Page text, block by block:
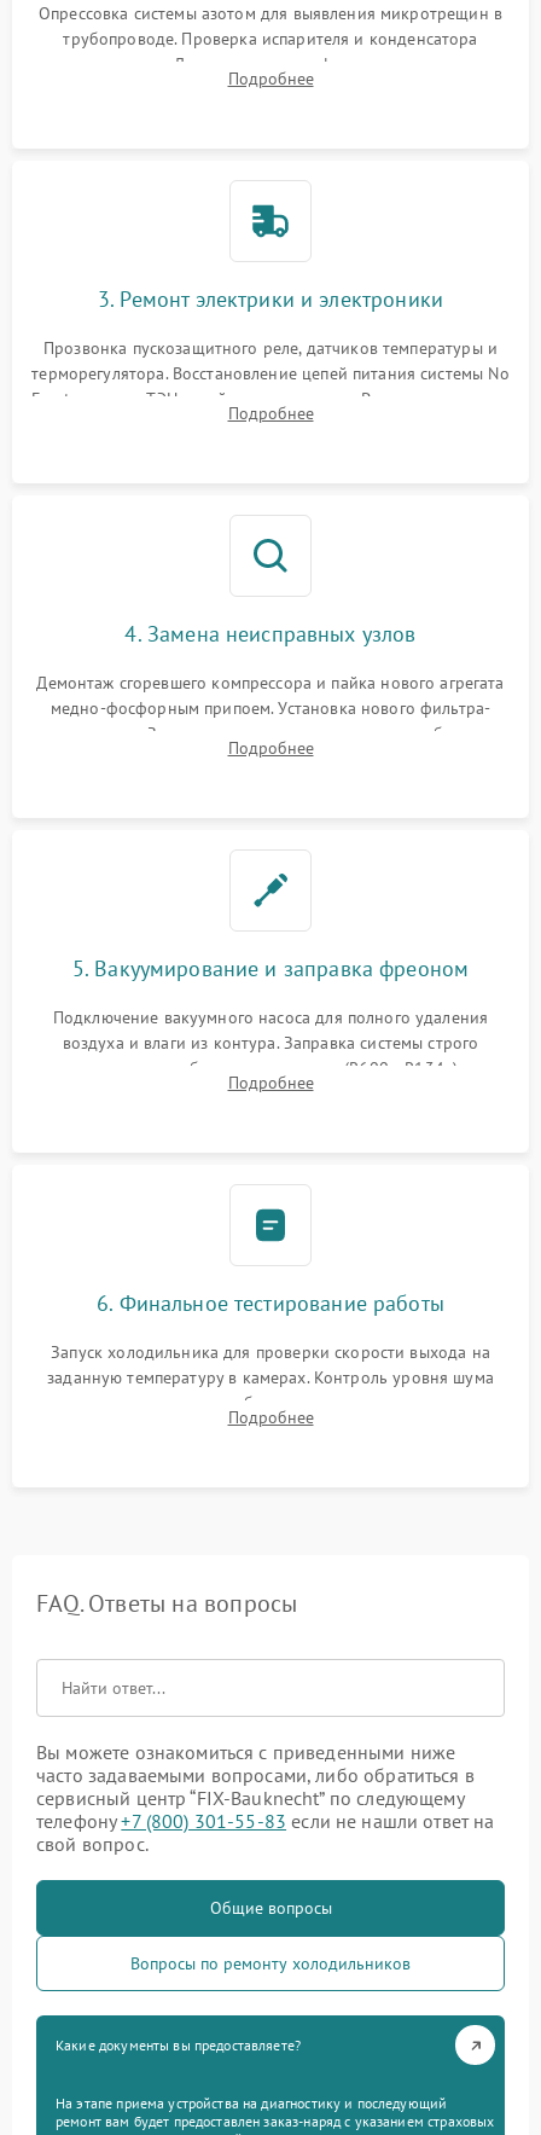
Опрессовка системы азотом для выявления микротрещин в
трубопроводе. Проверка испарителя и конденсатора
течеискателем. Демонтаж старого фильтра-осушителя и
продувка капиллярной трубки для устранения засоров.
Подробнее
3. Ремонт электрики и электроники
Прозвонка пускозащитного реле, датчиков температуры и
терморегулятора. Восстановление цепей питания системы No
Frost, включая ТЭН оттайки и вентилятор. Ремонт или замена
платы управления при сбоях алгоритмов.
Подробнее
4. Замена неисправных узлов
Демонтаж сгоревшего компрессора и пайка нового агрегата
медно-фосфорным припоем. Установка нового фильтра-
осушителя. Замена изношенных вентиляторов обдува,
сломанных заслонок или поврежденных дверных петель.
Подробнее
5. Вакуумирование и заправка фреоном
Подключение вакуумного насоса для полного удаления
воздуха и влаги из контура. Заправка системы строго
дозированным объемом хладагента (R600a, R134a) по
электронным весам. Контроль рабочего давления в системе.
Подробнее
6. Финальное тестирование работы
Запуск холодильника для проверки скорости выхода на
заданную температуру в камерах. Контроль уровня шума
компрессора, отсутствия обмерзания стенок и корректного
срабатывания системы автоматической оттайки.
Подробнее
FAQ. Ответы на вопросы
Вы можете ознакомиться с приведенными ниже
часто задаваемыми вопросами, либо обратиться в
сервисный центр “FIX-Bauknecht” по следующему
телефону+7 (800) 301-55-83 если не нашли ответ на
свой вопрос.
Общие вопросы
Вопросы по ремонту холодильников
Какие документы вы предоставляете?
На этапе приема устройства на диагностику и последующий
ремонт вам будет предоставлен заказ-наряд с указанием страховых